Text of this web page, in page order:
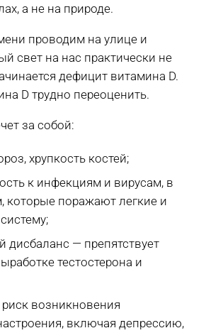
а не на природе.
проводим на улице и
свет на нас практически не
дефицит витамина D.
D трудно переоценить.
за собой:
хрупкость костей;
к инфекциям и вирусам, в
которые поражают легкие и
дисбаланс — препятствует
тестостерона и
возникновения
включая депрессию,